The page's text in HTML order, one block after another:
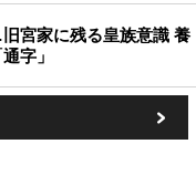
宮家に残る皇族意識 養
字」